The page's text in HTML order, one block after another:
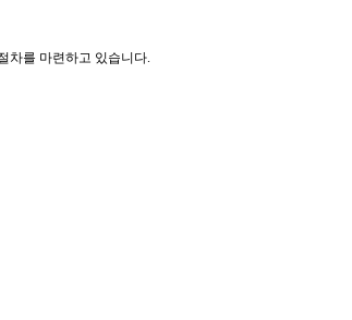
차를 마련하고 있습니다